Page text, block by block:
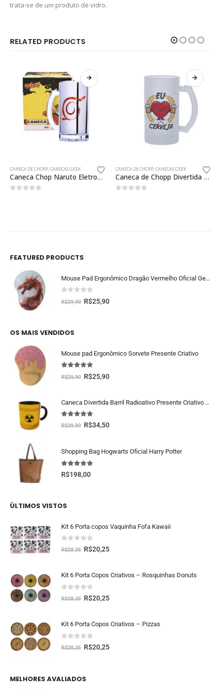
trata-se de um produto de vidro.
RELATED PRODUCTS
CANECA DE CHOPP,CANECAS GEEK
Caneca Chop Naruto Eletrostática 450ml Oficial
CANECA DE CHOPP,CANECAS GEEK
Caneca de Chopp Divertida Eu Amo Cerveja Presente Criativo
FEATURED PRODUCTS
Mouse Pad Ergonômico Dragão Vermelho Oficial Geek Vip
fora de 5
R$29,90 R$25,90
OS MAIS VENDIDOS
Mouse pad Ergonômico Sorvete Presente Criativo
fora de 5
R$29,90 R$25,90
Caneca Divertida Barril Radioativo Presente Criativo Geek
5.00 fora de 5
R$39,90 R$34,50
Shopping Bag Hogwarts Oficial Harry Potter
5.00 fora de 5
R$198,00
ÚLTIMOS VISTOS
Kit 6 Porta copos Vaquinha Fofa Kawaii
fora de 5
R$28,35 R$20,25
Kit 6 Porta Copos Criativos – Rosquinhas Donuts
fora de 5
R$28,35 R$20,25
Kit 6 Porta Copos Criativos – Pizzas
fora de 5
R$28,35 R$20,25
MELHORES AVALIADOS